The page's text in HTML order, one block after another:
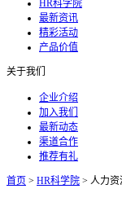
HR科学院
最新资讯
精彩活动
产品价值
关于我们
企业介绍
加入我们
最新动态
渠道合作
推荐有礼
首页 > HR科学院 > 人力资